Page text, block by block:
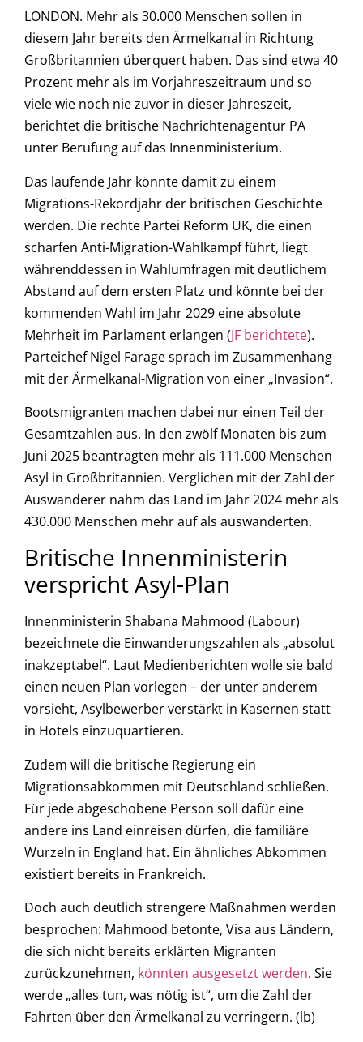
LONDON. Mehr als 30.000 Menschen sollen in
diesem Jahr bereits den Ärmelkanal in Richtung
Großbritannien überquert haben. Das sind etwa 40
Prozent mehr als im Vorjahreszeitraum und so
viele wie noch nie zuvor in dieser Jahreszeit,
berichtet die britische Nachrichtenagentur PA
unter Berufung auf das Innenministerium.
Das laufende Jahr könnte damit zu einem
Migrations-Rekordjahr der britischen Geschichte
werden. Die rechte Partei Reform UK, die einen
scharfen Anti-Migration-Wahlkampf führt, liegt
währenddessen in Wahlumfragen mit deutlichem
Abstand auf dem ersten Platz und könnte bei der
kommenden Wahl im Jahr 2029 eine absolute
Mehrheit im Parlament erlangen (JF berichtete).
Parteichef Nigel Farage sprach im Zusammenhang
mit der Ärmelkanal-Migration von einer „Invasion“.
Bootsmigranten machen dabei nur einen Teil der
Gesamtzahlen aus. In den zwölf Monaten bis zum
Juni 2025 beantragten mehr als 111.000 Menschen
Asyl in Großbritannien. Verglichen mit der Zahl der
Auswanderer nahm das Land im Jahr 2024 mehr als
430.000 Menschen mehr auf als auswanderten.
Britische Innenministerin
verspricht Asyl-Plan
Innenministerin Shabana Mahmood (Labour)
bezeichnete die Einwanderungszahlen als „absolut
inakzeptabel“. Laut Medienberichten wolle sie bald
einen neuen Plan vorlegen – der unter anderem
vorsieht, Asylbewerber verstärkt in Kasernen statt
in Hotels einzuquartieren.
Zudem will die britische Regierung ein
Migrationsabkommen mit Deutschland schließen.
Für jede abgeschobene Person soll dafür eine
andere ins Land einreisen dürfen, die familiäre
Wurzeln in England hat. Ein ähnliches Abkommen
existiert bereits in Frankreich.
Doch auch deutlich strengere Maßnahmen werden
besprochen: Mahmood betonte, Visa aus Ländern,
die sich nicht bereits erklärten Migranten
zurückzunehmen, könnten ausgesetzt werden. Sie
werde „alles tun, was nötig ist“, um die Zahl der
Fahrten über den Ärmelkanal zu verringern. (lb)